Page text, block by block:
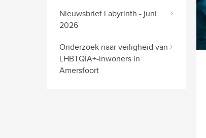
Nieuwsbrief Labyrinth - juni
2026
Onderzoek naar veiligheid van
LHBTQIA+-inwoners in
Amersfoort